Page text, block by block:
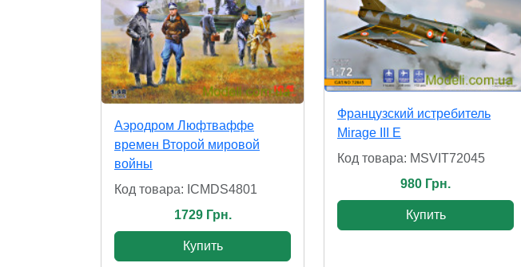
Аэродром Люфтваффе
времен Второй мировой
войны
Код товара: ICMDS4801
1729 Грн.
Купить
Французский истребитель
Mirage III E
Код товара: MSVIT72045
980 Грн.
Купить